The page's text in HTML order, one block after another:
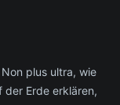
plus ultra, wie
der Erde erklären,